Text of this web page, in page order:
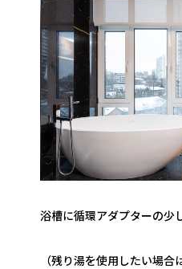
浴槽に循環アダプターの少
（残り湯を使用したい場